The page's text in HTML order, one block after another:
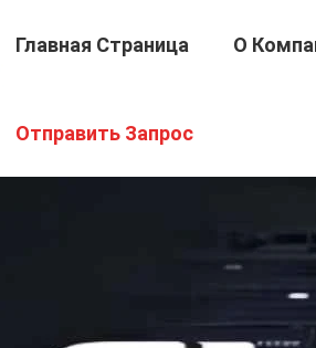
Главная Страница О
Отправить Запрос